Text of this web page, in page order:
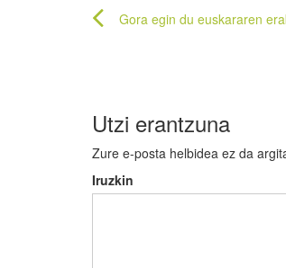
Bidalketetan
Gora egin du euskararen
Utzi erantzuna
Zure e-posta helbidea ez da
Iruzkin